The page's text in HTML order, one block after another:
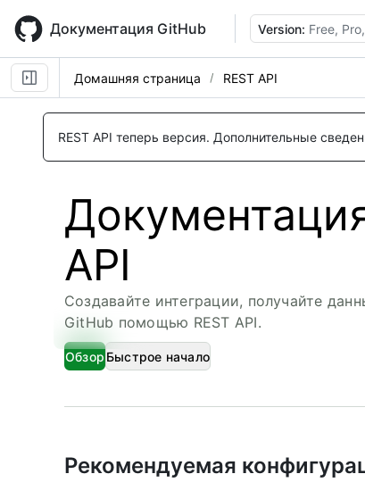
main
content
Документация GitHub Version: Free,
Домашняя страница REST API
REST API теперь версия. Дополнительные
API
Создавайте интеграции, получайте
GitHub помощью REST API.
Обзор Быстрое начало
Рекомендуемая